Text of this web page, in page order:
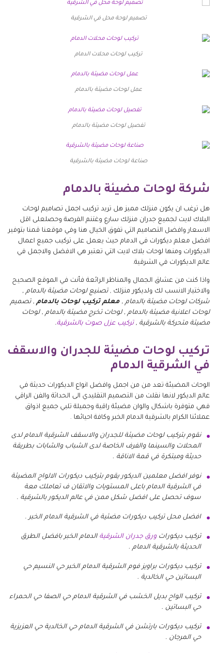
تصميم لوحة محل في الشرقية
تركيب لوحات محلات الدمام
عمل لوحات مضيئة بالدمام
تفصيل لوحات مضيئة بالدمام
صناعة لوحات مضيئة بالشرقية
شركة لوحات مضيئة بالدمام
هل ترغب ان يكون منزلك مميز هل تريد تركيب اجمل تصاميم لوحات
البلاك لايت لجميع جدران منزلك سارع وغتنم الفرصة وحصلعلى اقل
الاسعار وافضل التصاميم التي تفوق الخيال هنا وفي موقعنا قمنا بتوفير
افضل معلم ديكورات في الدمام حيث يعمل على تركيب جميع اعمال
الديكورات ومنها لوحات بلاك لايت التي تعتبر هي الافضل والاجمل في
عالم الديكورات في الشرقية.
واذا كنت من عشاق الجمال والمناظر الرائعة فأنت في الموقع الصحيح
والاختيار الانسب لك ولديكور منزلك ,تصنيع لوحات مضيئة بالدمام ,
شركات لوحات مضيئة بالدمام , معلم تركيب لوحات بالدمام , تصميم
لوحات اعلانية مضيئة بالدمام , لوحات تخرج مضيئة بالدمام , لوحات
مضيئة متحركة بالشرقية , تركيب عزل صوت بالشرقية.
تركيب لوحات مضيئة للجدران والاسقف
في الشرقية الدمام
الوحات المضيئة تعد من من اجمل وافضل انواع الديكورات حديثة في
عالم الديكور لانها نقلت من التصميم التقليدي الى الحداثة والفن الراقي
فهي متوفرة باشكال والوان مضيئة راقية وجميلة تلبي جميع اذواق
عملائنا الكرام بالشرقية الدمام الخبر وكافة احيائها .
نقوم بتركيب لوحات مضيئة للجدران والاسقف الشرقية الدمام لدى
المحلات والسينما والفرف الخاصة لدى الشباب والشابات بطريقة
حديثة ومبتكرة في قمة الاناقة .
نوفر افضل معلمين الديكور يقوم بتركيب ديكورات الالواح المضيئة
في الشرقية الدمام باعلى المستويات والاتقان ف تعاملك معة
سوف تحصل على افضل شكل ممن في عالم الديكور بالشرقية .
افضل محل تركيب ديكورات مضئية في الشرقية الدمام الخبر .
تركيب ديكورات ورق جدران الشرقية الدمام الخبر بافضل الطرق
الحديثة بالشرقية الدمام .
تركيب ديكورات براويز فوم الشرقية الدمام الخبر حي النسيم حي
البساتين حي الخالدية .
تركيب الواح بديل الخشب في الشرقية الدمام حي الصفا حي الحمراء
حي البساتين .
تركيب ديكورات بارتشن في الشرقية الدمام حي الخالدية حي العزيزية
حي المرجان .